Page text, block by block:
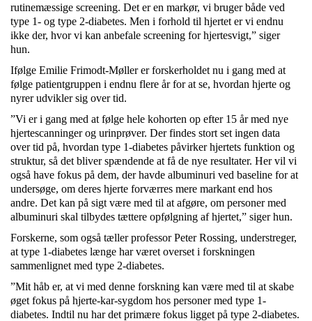
rutinemæssige screening. Det er en markør, vi bruger både ved
type 1- og type 2-diabetes. Men i forhold til hjertet er vi endnu
ikke der, hvor vi kan anbefale screening for hjertesvigt,” siger
hun.
Ifølge Emilie Frimodt-Møller er forskerholdet nu i gang med at
følge patientgruppen i endnu flere år for at se, hvordan hjerte og
nyrer udvikler sig over tid.
”Vi er i gang med at følge hele kohorten op efter 15 år med nye
hjertescanninger og urinprøver. Der findes stort set ingen data
over tid på, hvordan type 1-diabetes påvirker hjertets funktion og
struktur, så det bliver spændende at få de nye resultater. Her vil vi
også have fokus på dem, der havde albuminuri ved baseline for at
undersøge, om deres hjerte forværres mere markant end hos
andre. Det kan på sigt være med til at afgøre, om personer med
albuminuri skal tilbydes tættere opfølgning af hjertet,” siger hun.
Forskerne, som også tæller professor Peter Rossing, understreger,
at type 1-diabetes længe har været overset i forskningen
sammenlignet med type 2-diabetes.
”Mit håb er, at vi med denne forskning kan være med til at skabe
øget fokus på hjerte-kar-sygdom hos personer med type 1-
diabetes. Indtil nu har det primære fokus ligget på type 2-diabetes.